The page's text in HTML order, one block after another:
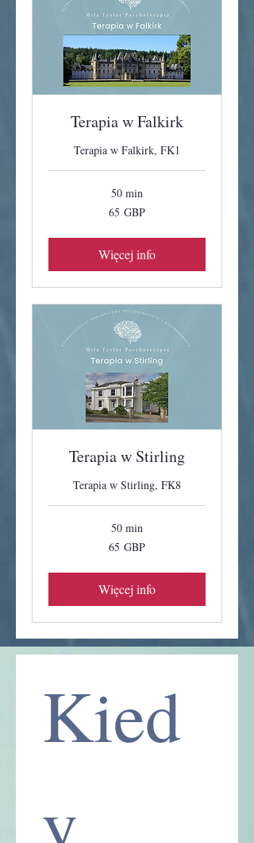
Terapia w Falkirk
Terapia w Falkirk, FK1
50 min
65 GBP
Więcej info
Terapia w Stirling
Terapia w Stirling, FK8
50 min
65 GBP
Więcej info
Kied
y